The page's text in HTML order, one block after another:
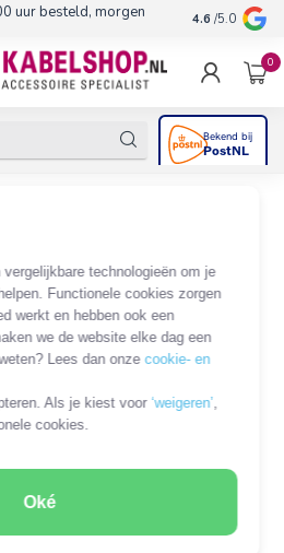
technologieën om je
Functionele cookies zorgen
werkt en hebben ook een
we de website elke dag een
Lees dan onzecookie- en
Als je kiest voor ‘weigeren’,
cookies.
Oké
uur besteld, morgen 10+jaar
4.6 /5.0
0
- 50 Ohm